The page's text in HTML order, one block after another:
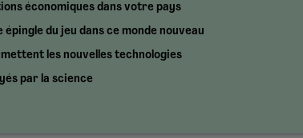
économiques dans votre pays
du jeu dans ce monde nouveau
les nouvelles technologies
par la science